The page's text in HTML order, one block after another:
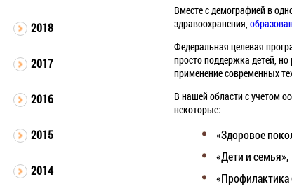
2018
2017
2016
2015
2014
Вместе с демографией в
здравоохранения,
Федеральная целевая
просто поддержка детей,
применение современных
В нашей области с учетом
некоторые:
«Здоровое
«Дети и семья»,
«Профилактика